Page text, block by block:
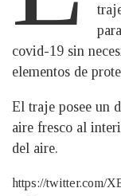
covid-19 sin
elementos de
El traje posee un
aire fresco al
del aire.
https://twitter.com/